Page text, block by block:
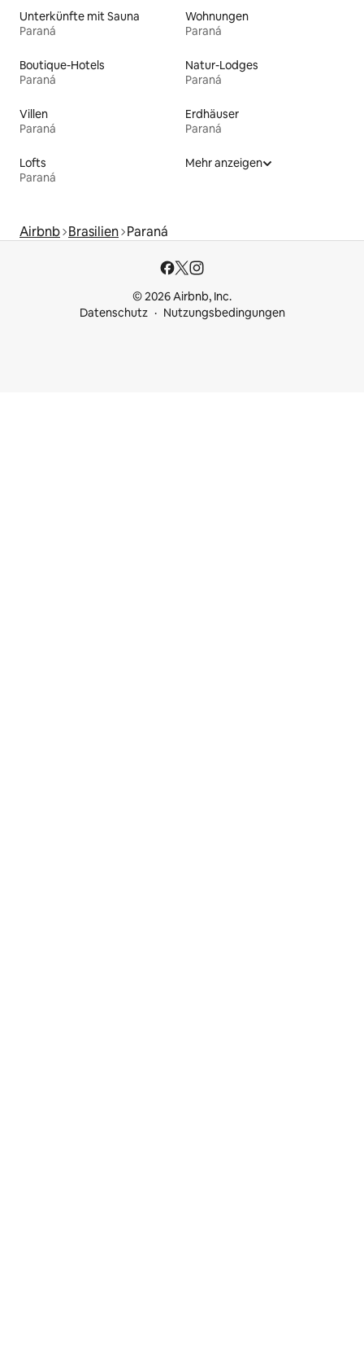
Unterkünfte mit Sauna
Paraná
Wohnungen
Paraná
Boutique-Hotels
Paraná
Natur-Lodges
Paraná
Villen
Paraná
Erdhäuser
Paraná
Lofts
Paraná
Mehr anzeigen
Airbnb Brasilien Paraná
© 2026 Airbnb, Inc.
Datenschutz
Nutzungsbedingungen